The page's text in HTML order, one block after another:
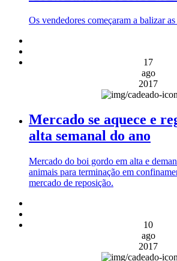
Os vendedores começaram a balizar as
17
ago
2017
Mercado se aquece e
alta semanal do ano
Mercado do boi gordo em alta e
animais para terminação em
mercado de reposição.
10
ago
2017